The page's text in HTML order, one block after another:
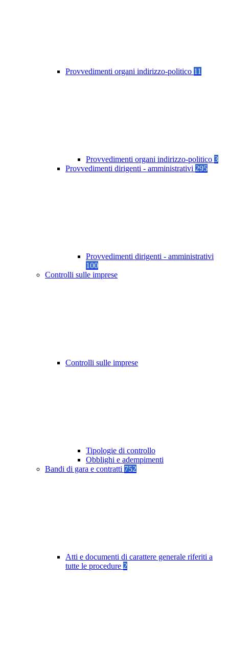
Provvedimenti organi indirizzo-politico 11
Provvedimenti organi indirizzo-politico 3
Provvedimenti dirigenti - amministrativi 295
Provvedimenti dirigenti - amministrativi
100
Controlli sulle imprese
Controlli sulle imprese
Tipologie di controllo
Obblighi e adempimenti
Bandi di gara e contratti 752
Atti e documenti di carattere generale riferiti a
tutte le procedure 2